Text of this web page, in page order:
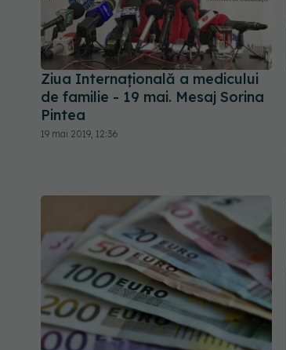
Ziua Internațională a medicului
de familie - 19 mai. Mesaj Sorina
Pintea
19 mai 2019, 12:36